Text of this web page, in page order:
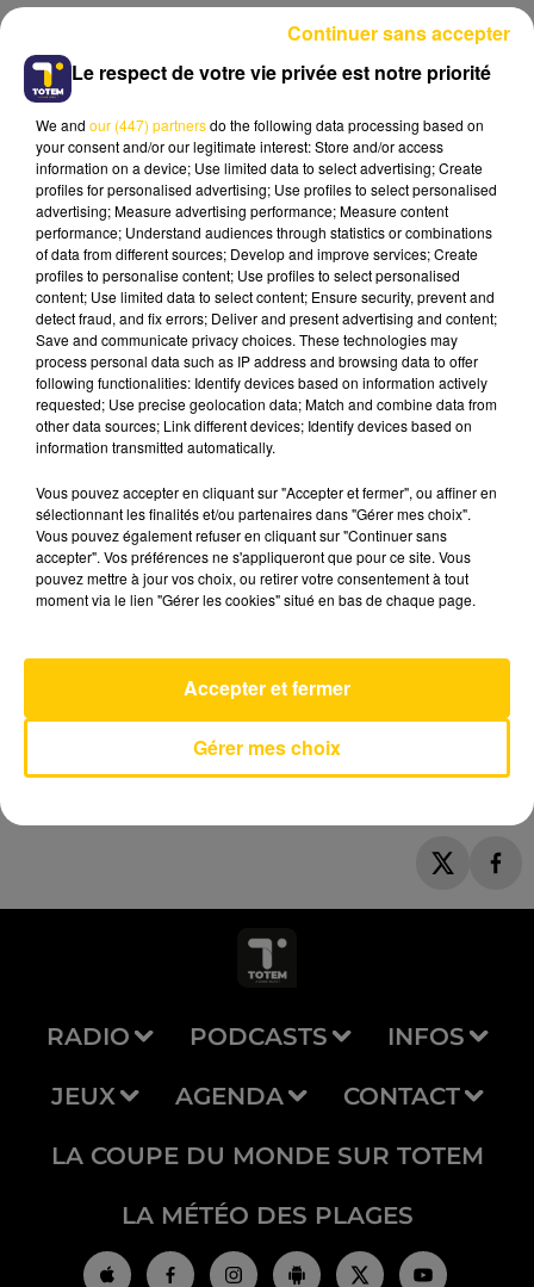
19 mai 2026 - 7 min 28 sec
L'INFO DE LA DORDOGNE DU 19/05/26
À 12H00
Ecoutez sur Totem l'information à Tulle, Brive,
dans le Nord du Lot et le pays sarladais avec les
reportages de nos journalistes sur le terrain.
ETIENNE DAHO
RADIO PODCASTS INFOS
JEUX AGENDA CONTACT
LA COUPE DU MONDE SUR TOTEM
LA MÉTÉO DES PLAGES
Le respect de votre vie privée est notre priorité
We and our (447) partnersdo the following data processing based on
your consent and/or our legitimate interest: Store and/or access
information on a device; Use limited data to select advertising; Create
profiles for personalised advertising; Use profiles to select personalised
advertising; Measure advertising performance; Measure content
performance; Understand audiences through statistics or combinations
of data from different sources; Develop and improve services; Create
profiles to personalise content; Use profiles to select personalised
content; Use limited data to select content; Ensure security, prevent and
detect fraud, and fix errors; Deliver and present advertising and content;
Save and communicate privacy choices. These technologies may
process personal data such as IP address and browsing data to offer
following functionalities: Identify devices based on information actively
requested; Use precise geolocation data; Match and combine data from
other data sources; Link different devices; Identify devices based on
information transmitted automatically.
Vous pouvez accepter en cliquant sur "Accepter et fermer", ou affiner en
sélectionnant les finalités et/ou partenaires dans "Gérer mes choix".
Vous pouvez également refuser en cliquant sur "Continuer sans
accepter". Vos préférences ne s'appliqueront que pour ce site. Vous
pouvez mettre à jour vos choix, ou retirer votre consentement à tout
moment via le lien "Gérer les cookies" situé en bas de chaque page.
Gérer mes choix
Accepter et fermer
Continuer sans accepter